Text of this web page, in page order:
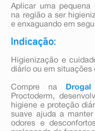
Aplicar uma pequena
na região a ser
e enxaguando em
Indicação:
Higienização e
diário ou em situações
Compre na Drogal
Proctoderm,
higiene e proteção
suave ajuda a
odores e